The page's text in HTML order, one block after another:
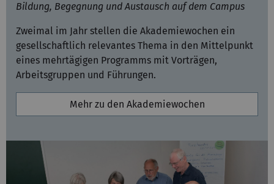
Bildung, Begegnung und Austausch auf dem Campus
Zweimal im Jahr stellen die Akademiewochen ein
gesellschaftlich relevantes Thema in den Mittelpunkt
eines mehrtägigen Programms mit Vorträgen,
Arbeitsgruppen und Führungen.
Mehr zu den Akademiewochen